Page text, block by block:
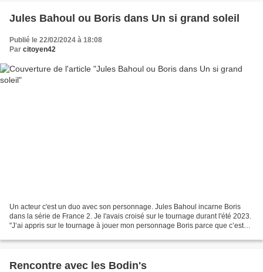
Jules Bahoul ou Boris dans Un si grand soleil
Publié le 22/02/2024 à 18:08
Par citoyen42
Un acteur c'est un duo avec son personnage. Jules Bahoul incarne Boris
dans la série de France 2. Je l'avais croisé sur le tournage durant l'été 2023.
"J’ai appris sur le tournage à jouer mon personnage Boris parce que c’est
Rencontre avec les Bodin's